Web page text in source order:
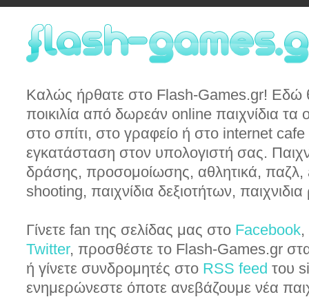
Καλώς ήρθατε στο Flash-Games.gr! Εδώ
ποικιλία από δωρεάν online παιχνίδια τα
στο σπίτι, στο γραφείο ή στο internet
εγκατάσταση στον υπολογιστή σας.
δράσης, προσομοίωσης, αθλητικά,
shooting, παιχνίδια δεξιοτήτων,
Γίνετε fan της σελίδας μας στο Facebook,
Twitter, προσθέστε το Flash-Games.gr
ή γίνετε συνδρομητές στο RSS feed του
ενημερώνεστε όποτε ανεβάζουμε νέα